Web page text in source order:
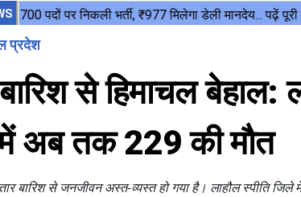
प्रदेश
से हिमाचल बेहाल:
अब तक 229 की मौत
बारिश से जनजीवन अस्त-व्यस्त हो गया है। लाहौल स्पीति